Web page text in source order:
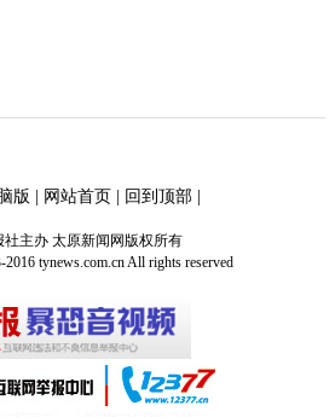
版 网站首页 回到顶部|
社主办 太原新闻网版权所有
tynews.com.cn All rights reserved